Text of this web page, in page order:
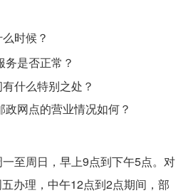
时候？
务是否正常？
什么特别之处？
网点的营业情况如何？
至周日，早上9点到下午5点。对
办理，中午12点到2点期间，部